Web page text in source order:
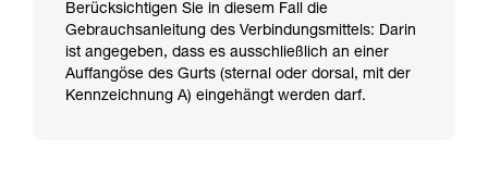
Berücksichtigen Sie in diesem Fall die
Gebrauchsanleitung des Verbindungsmittels: Darin
ist angegeben, dass es ausschließlich an einer
Auffangöse des Gurts (sternal oder dorsal, mit der
Kennzeichnung A) eingehängt werden darf.